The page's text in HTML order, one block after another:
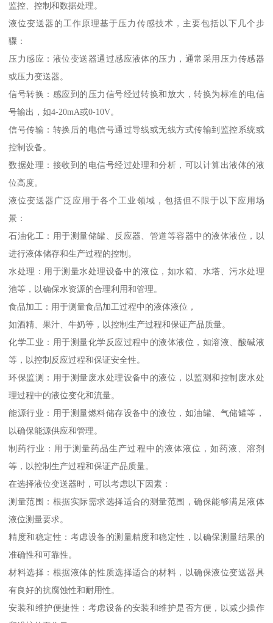
监控、控制和数据处理。
液位变送器的工作原理基于压力传感技术，主要包括以下几个步
骤：
压力感应：液位变送器通过感应液体的压力，通常采用压力传感器
或压力变送器。
信号转换：感应到的压力信号经过转换和放大，转换为标准的电信
号输出，如4-20mA或0-10V。
信号传输：转换后的电信号通过导线或无线方式传输到监控系统或
控制设备。
数据处理：接收到的电信号经过处理和分析，可以计算出液体的液
位高度。
液位变送器广泛应用于各个工业领域，包括但不限于以下应用场
景：
石油化工：用于测量储罐、反应器、管道等容器中的液体液位，以
进行液体储存和生产过程的控制。
水处理：用于测量水处理设备中的液位，如水箱、水塔、污水处理
池等，以确保水资源的合理利用和管理。
食品加工：用于测量食品加工过程中的液体液位，
如酒精、果汁、牛奶等，以控制生产过程和保证产品质量。
化学工业：用于测量化学反应过程中的液体液位，如溶液、酸碱液
等，以控制反应过程和保证安全性。
环保监测：用于测量废水处理设备中的液位，以监测和控制废水处
理过程中的液位变化和流量。
能源行业：用于测量燃料储存设备中的液位，如油罐、气储罐等，
以确保能源供应和管理。
制药行业：用于测量药品生产过程中的液体液位，如药液、溶剂
等，以控制生产过程和保证产品质量。
在选择液位变送器时，可以考虑以下因素：
测量范围：根据实际需求选择适合的测量范围，确保能够满足液体
液位测量要求。
精度和稳定性：考虑设备的测量精度和稳定性，以确保测量结果的
准确性和可靠性。
材料选择：根据液体的性质选择适合的材料，以确保液位变送器具
有良好的抗腐蚀性和耐用性。
安装和维护便捷性：考虑设备的安装和维护是否方便，以减少操作